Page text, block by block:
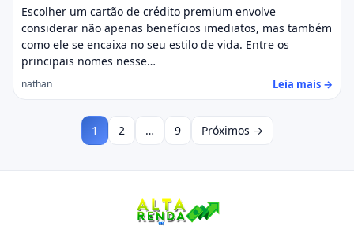
Escolher um cartão de crédito premium envolve
considerar não apenas benefícios imediatos, mas também
como ele se encaixa no seu estilo de vida. Entre os
principais nomes nesse…
nathan Leia mais →
1 2 … 9 Próximos →